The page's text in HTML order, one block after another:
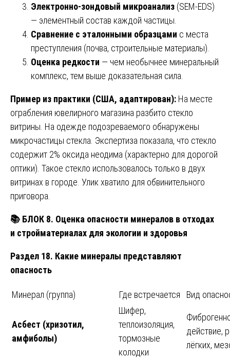
Электронно-зондовый микроанализ (SEM-EDS)
— элементный состав каждой частицы.
Сравнение с эталонными образцами с места
преступления (почва, строительные материалы).
Оценка редкости — чем необычнее минеральный
комплекс, тем выше доказательная сила.
Пример из практики (США, адаптирован): На месте
ограбления ювелирного магазина разбито стекло
витрины. На одежде подозреваемого обнаружены
микрочастицы стекла. Экспертиза показала, что стекло
содержит 2% оксида неодима (характерно для дорогой
оптики). Такое стекло использовалось только в двух
витринах в городе. Улик хватило для обвинительного
приговора.
📚 БЛОК 8. Оценка опасности минералов в отходах
и стройматериалах для экологии и здоровья
Раздел 18. Какие минералы представляют
опасность
Минерал (группа) Где встречается Вид
Асбест (хризотил,
амфиболы)
Шифер,
теплоизоляция,
тормозные
колодки
действие,
лёгких,